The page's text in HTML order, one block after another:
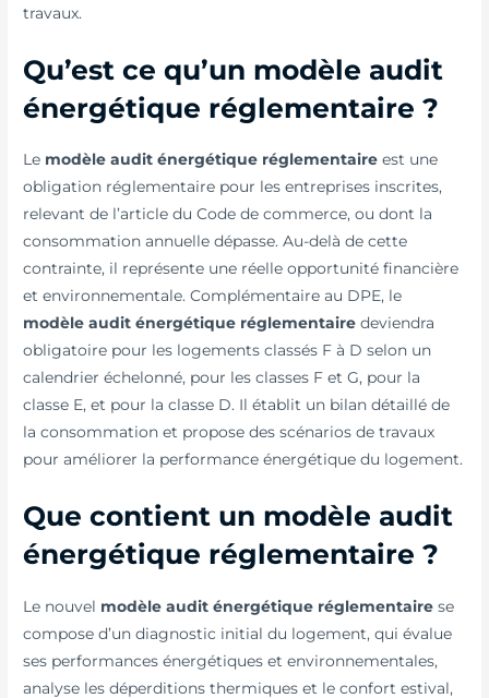
travaux.
Qu’est ce qu’un modèle audit
énergétique réglementaire ?
Le modèle audit énergétique réglementaire est une
obligation réglementaire pour les entreprises inscrites,
relevant de l’article du Code de commerce, ou dont la
consommation annuelle dépasse. Au-delà de cette
contrainte, il représente une réelle opportunité financière
et environnementale. Complémentaire au DPE, le
modèle audit énergétique réglementaire deviendra
obligatoire pour les logements classés F à D selon un
calendrier échelonné, pour les classes F et G, pour la
classe E, et pour la classe D. Il établit un bilan détaillé de
la consommation et propose des scénarios de travaux
pour améliorer la performance énergétique du logement.
Que contient un modèle audit
énergétique réglementaire ?
Le nouvel modèle audit énergétique réglementaire se
compose d’un diagnostic initial du logement, qui évalue
ses performances énergétiques et environnementales,
analyse les déperditions thermiques et le confort estival,